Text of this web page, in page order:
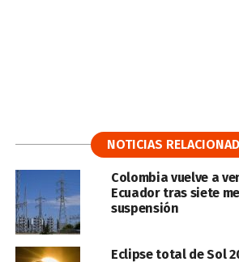
NOTICIAS
Colombia vuelve a
Ecuador tras siete
suspensión
Eclipse total de Sol